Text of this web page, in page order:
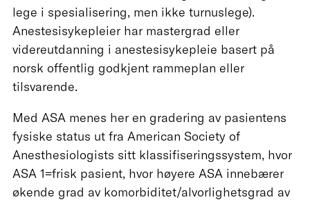
lege i spesialisering, men ikke turnuslege).
Anestesisykepleier har mastergrad eller
videreutdanning i anestesisykepleie basert på
norsk offentlig godkjent rammeplan eller
tilsvarende.
Med ASA menes her en gradering av pasientens
fysiske status ut fra American Society of
Anesthesiologists sitt klassifiseringssystem, hvor
ASA 1=frisk pasient, hvor høyere ASA innebærer
økende grad av komorbiditet/alvorlighetsgrad av